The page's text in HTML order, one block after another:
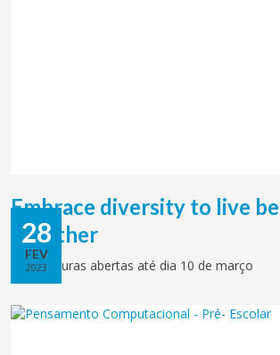
28
FEV
2023
Embrace diversity to live
together
Candidaturas abertas até dia 10 de março